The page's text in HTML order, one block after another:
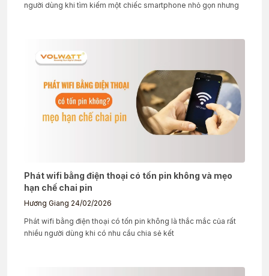
người dùng khi tìm kiếm một chiếc smartphone nhỏ gọn nhưng
Phát wifi bằng điện thoại có tốn pin không và mẹo
hạn chế chai pin
Hương Giang 24/02/2026
Phát wifi bằng điện thoại có tốn pin không là thắc mắc của rất
nhiều người dùng khi có nhu cầu chia sẻ kết